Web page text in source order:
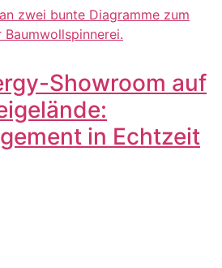
Showroom auf
in Echtzeit